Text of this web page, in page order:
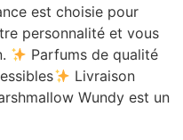
est choisie pour
personnalité et vous
Parfums de qualité
Livraison
Wundy est un